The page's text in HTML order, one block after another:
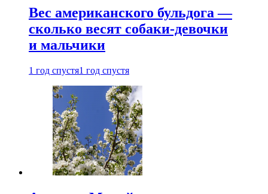
Вес американского бульдога —
сколько весят собаки-девочки
и мальчики
1 год спустя1 год спустя